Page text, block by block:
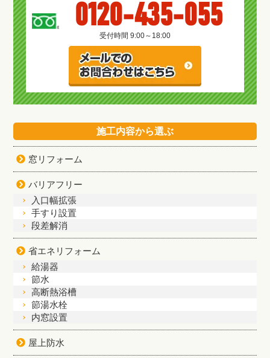
0120-435-055
受付時間 9:00～18:00
施工内容から選ぶ
窓リフォーム
バリアフリー
入口幅拡張
手すり設置
段差解消
省エネリフォーム
給湯器
節水
高断熱浴槽
節湯水栓
内窓設置
屋上防水